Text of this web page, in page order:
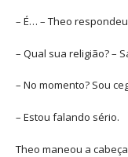
– É… – Theo
– Qual sua religião? –
– No momento? Sou
– Estou falando sério.
Theo maneou a